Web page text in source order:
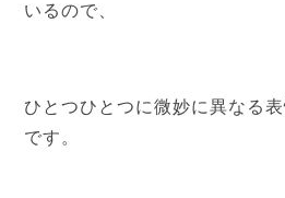
いるので、
ひとつひとつに微妙に異なる
です。